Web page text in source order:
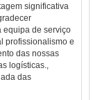
significativa
equipa de serviço
profissionalismo e
das nossas
logísticas.,
das